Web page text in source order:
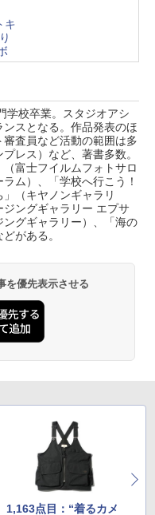
キ
学校卒業。スタジオアシ
スとなる。作品発表のほ
査員など活動の範囲は多
レス）など、著書多数。
富士フイルムフォトサロ
ム）、「学校へ行こう！
（キヤノンギャラリ
ングギャラリー エプサ
グギャラリー）、「海の
がある。
を優先表示させる
1,163点目：“着るカメ